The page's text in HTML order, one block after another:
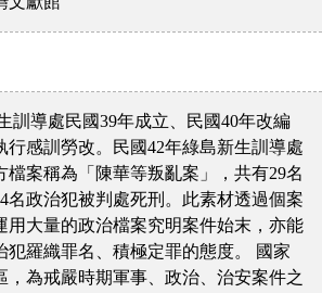
訓導處民國39年成立、民國40年改編
行感訓勞改。民國42年綠島新生訓導處
檔案稱為「陳華等叛亂案」，共有29名
名政治犯被判處死刑。此素材透過個案
用大量的政治檔案究明案件始末，亦能
犯羅織罪名、積極定罪的態度。 國家
，為戒嚴時期軍事、政治、治安案件之